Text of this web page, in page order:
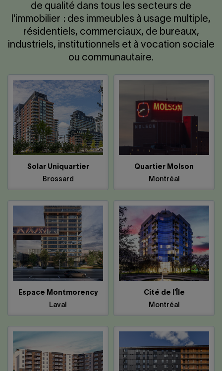
de qualité dans tous les secteurs de
l'immobilier : des immeubles à usage multiple,
résidentiels, commerciaux, de bureaux,
industriels, institutionnels et à vocation sociale
ou communautaire.
Solar Uniquartier
Brossard
Quartier Molson
Montréal
Espace Montmorency
Laval
Cité de l'Île
Montréal